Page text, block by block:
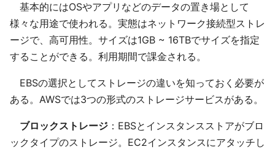
基本的にはOSやアプリなどのデータの置き場として
様々な用途で使われる。実態はネットワーク接続型ストレ
ージで、高可用性。サイズは1GB ~ 16TBでサイズを指定
することができる。利用期間で課金される。
EBSの選択としてストレージの違いを知っておく必要が
ある。AWSでは3つの形式のストレージサービスがある。
ブロックストレージ ：EBSとインスタンスストアがブロ
ックタイプのストレージ。EC2インスタンスにアタッチし